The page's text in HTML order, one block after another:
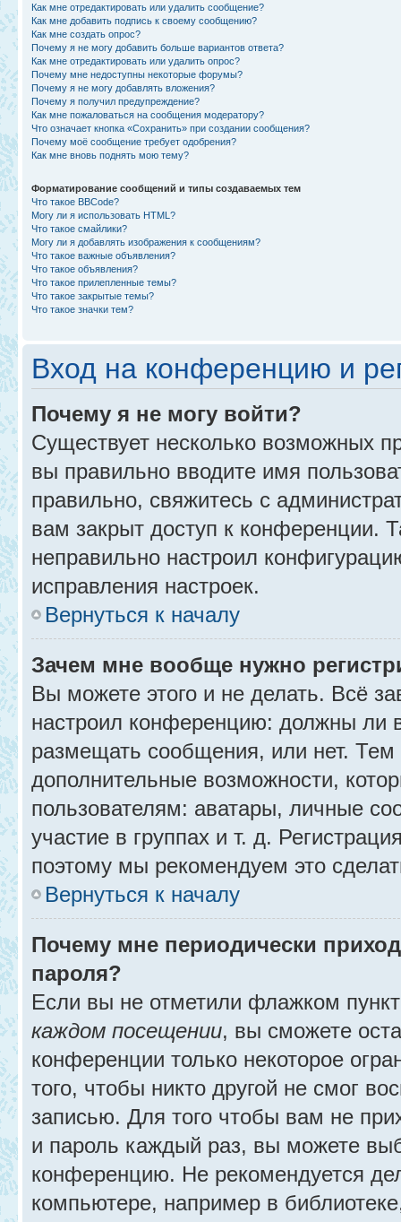
Как мне отредактировать или удалить сообщение?
Как мне добавить подпись к своему сообщению?
Как мне создать опрос?
Почему я не могу добавить больше вариантов ответа?
Как мне отредактировать или удалить опрос?
Почему мне недоступны некоторые форумы?
Почему я не могу добавлять вложения?
Почему я получил предупреждение?
Как мне пожаловаться на сообщения модератору?
Что означает кнопка «Сохранить» при создании сообщения?
Почему моё сообщение требует одобрения?
Как мне вновь поднять мою тему?
Форматирование сообщений и типы создаваемых тем
Что такое BBCode?
Могу ли я использовать HTML?
Что такое смайлики?
Могу ли я добавлять изображения к сообщениям?
Что такое важные объявления?
Что такое объявления?
Что такое прилепленные темы?
Что такое закрытые темы?
Что такое значки тем?
Вход на конференцию и
Почему я не могу войти?
Существует несколько возможных
вы правильно вводите имя
правильно, свяжитесь с
вам закрыт доступ к конференции.
неправильно настроил
исправления настроек.
Вернуться к началу
Зачем мне вообще нужно
Вы можете этого и не делать. Всё
настроил конференцию: должны ли
размещать сообщения, или нет.
дополнительные возможности,
пользователям: аватары, личные
участие в группах и т. д.
поэтому мы рекомендуем это
Вернуться к началу
Почему мне периодически
пароля?
Если вы не отметили флажком
каждом посещении, вы сможете
конференции только некоторое
того, чтобы никто другой не смог
записью. Для того чтобы вам не
и пароль каждый раз, вы можете
конференцию. Не рекомендуется
компьютере, например в